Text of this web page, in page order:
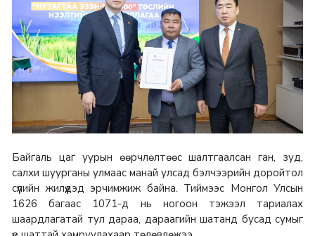
Байгаль цаг уурын өөрчлөлтөөс шалтгаалсан ган, зуд,
салхи шуурганы улмаас манай улсад бэлчээрийн доройтол
сүүлийн жилүүдэд эрчимжиж байна. Тиймээс Монгол Улсын
1626 багаас 1071-д нь ногоон тэжээл тариалах
шаардлагатай тул дараа, дараагийн шатанд бусад сумыг